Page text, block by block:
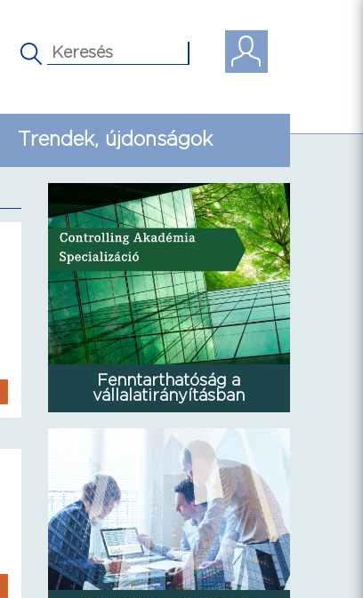
Trendek, újdonságok
Fenntarthatóság a
vállalatirányításban